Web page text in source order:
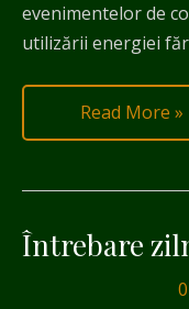
evenimentelor de
utilizării energiei
Read More »
Întrebare
Întrebare